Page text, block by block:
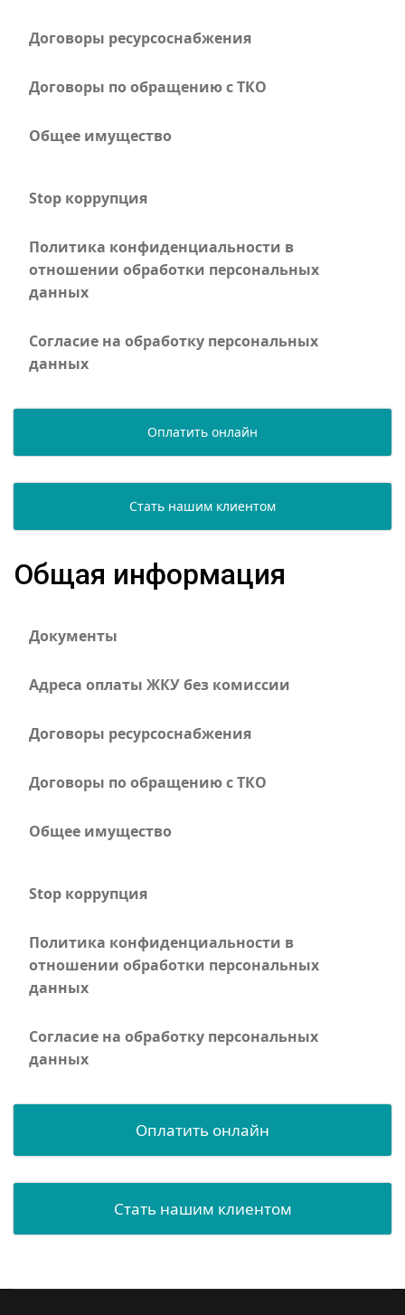
Договоры ресурсоснабжения
Договоры по обращению с ТКО
Общее имущество
Stop коррупция
Политика конфиденциальности в
отношении обработки персональных
данных
Согласие на обработку персональных
данных
Оплатить онлайн
Стать нашим клиентом
Общая информация
Документы
Адреса оплаты ЖКУ без комиссии
Договоры ресурсоснабжения
Договоры по обращению с ТКО
Общее имущество
Stop коррупция
Политика конфиденциальности в
отношении обработки персональных
данных
Согласие на обработку персональных
данных
Оплатить онлайн
Стать нашим клиентом